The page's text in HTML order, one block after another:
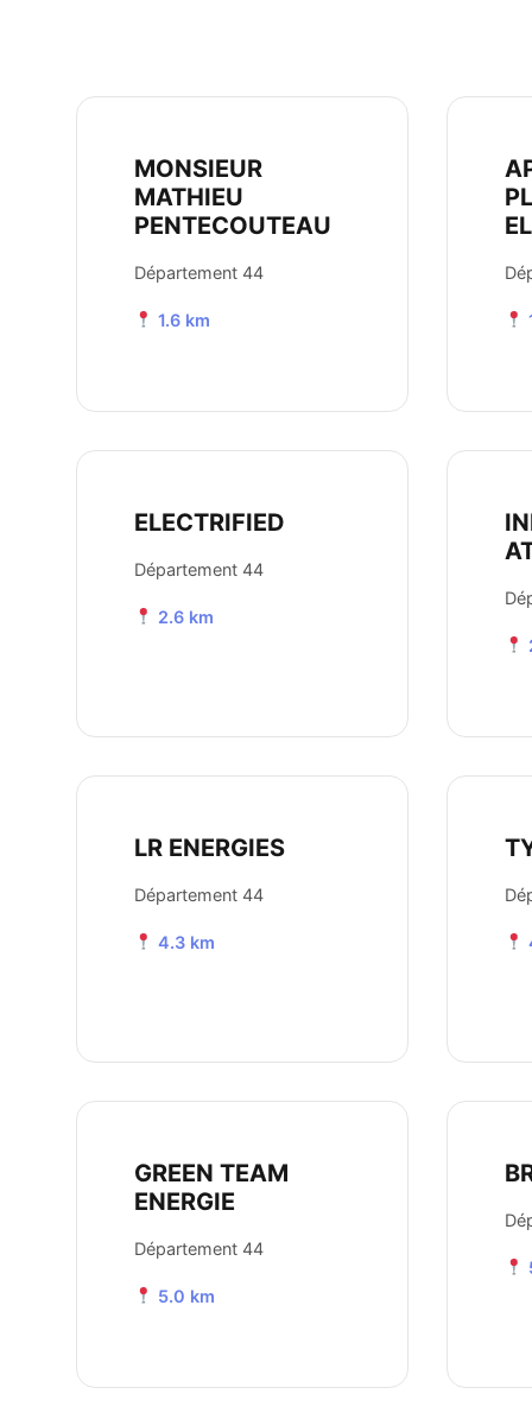
MONSIEUR
MATHIEU
PENTECOUTEAU
Département 44
1.6 km
ELECTRIFIED
Département 44
2.6 km
LR ENERGIES
Département 44
4.3 km
GREEN TEAM
ENERGIE
Département 44
5.0 km